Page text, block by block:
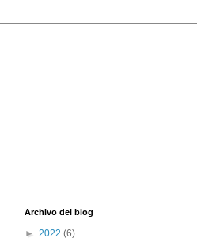
Archivo del blog
► 2022 (6)